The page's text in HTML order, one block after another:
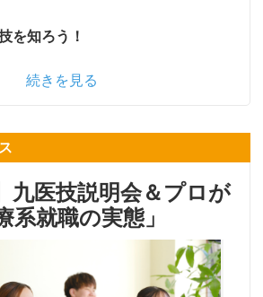
を知ろう！
続きを見る
九医技説明会＆プロが
系就職の実態」